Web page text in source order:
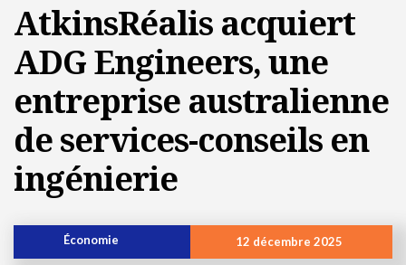
AtkinsRéalis acquiert
ADG Engineers, une
entreprise australienne
de services-conseils en
ingénierie
Économie 12 décembre 2025